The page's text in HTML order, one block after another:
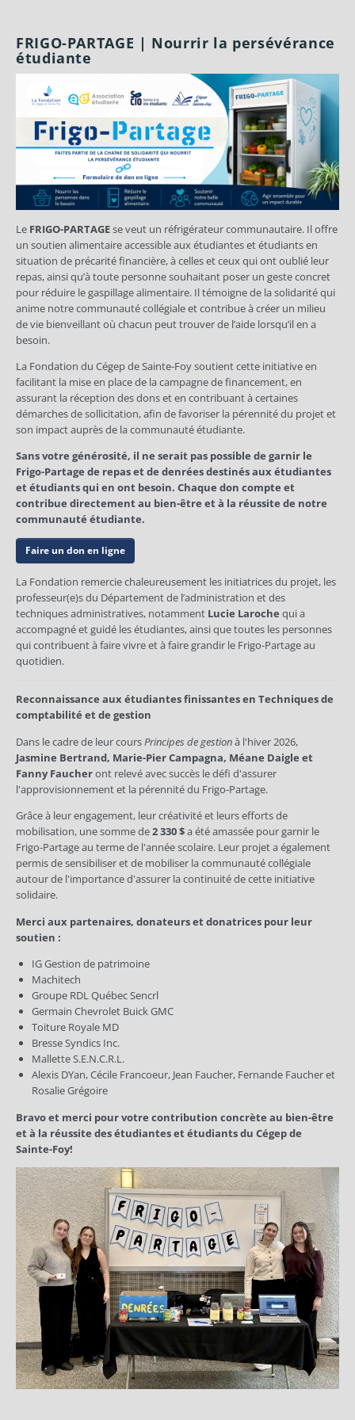
FRIGO-PARTAGE | Nourrir la persévérance
étudiante
Le FRIGO-PARTAGEse veut un réfrigérateur communautaire. Il offre
un soutien alimentaire accessible aux étudiantes et étudiants en
situation de précarité financière, à celles et ceux qui ont oublié leur
repas, ainsi qu’à toute personne souhaitant poser un geste concret
pour réduire le gaspillage alimentaire. Il témoigne de la solidarité qui
anime notre communauté collégiale et contribue à créer un milieu
de vie bienveillant où chacun peut trouver de l’aide lorsqu’il en a
besoin.
La Fondation du Cégep de Sainte-Foy soutient cette initiative en
facilitant la mise en place de la campagne de financement, en
assurant la réception des dons et en contribuant à certaines
démarches de sollicitation, afin de favoriser la pérennité du projet et
son impact auprès de la communauté étudiante.
Sans votre générosité, il ne serait pas possible de garnir le
Frigo-Partage de repas et de denrées destinés aux étudiantes
et étudiants qui en ont besoin. Chaque don compte et
contribue directement au bien-être et à la réussite de notre
communauté étudiante.
Faire un don en ligne
La Fondation remercie chaleureusement les initiatrices du projet, les
professeur(e)s du Département de l’administration et des
techniques administratives, notamment Lucie Laroche qui a
accompagné et guidé les étudiantes, ainsi que toutes les personnes
qui contribuent à faire vivre et à faire grandir le Frigo-Partage au
quotidien.
Reconnaissance aux étudiantes finissantes en Techniques de
comptabilité et de gestion
Dans le cadre de leur coursPrincipes de gestionà l'hiver 2026,
Jasmine Bertrand, Marie-Pier Campagna, Méane Daigle et
Fanny Faucheront relevé avec succès le défi d'assurer
l'approvisionnement et la pérennité du Frigo-Partage.
Grâce à leur engagement, leur créativité et leurs efforts de
mobilisation, une somme de2 330 $a été amassée pour garnir le
Frigo-Partage au terme de l'année scolaire. Leur projet a également
permis de sensibiliser et de mobiliser la communauté collégiale
autour de l'importance d'assurer la continuité de cette initiative
solidaire.
Merci aux partenaires, donateurs et donatrices pour leur
soutien :
IG Gestion de patrimoine
Machitech
Groupe RDL Québec Sencrl
Germain Chevrolet Buick GMC
Toiture Royale MD
Bresse Syndics Inc.
Mallette S.E.N.C.R.L.
Alexis DYan, Cécile Francoeur, Jean Faucher, Fernande Faucher et
Rosalie Grégoire
Bravo et merci pour votre contribution concrète au bien-être
et à la réussite des étudiantes et étudiants du Cégep de
Sainte-Foy!